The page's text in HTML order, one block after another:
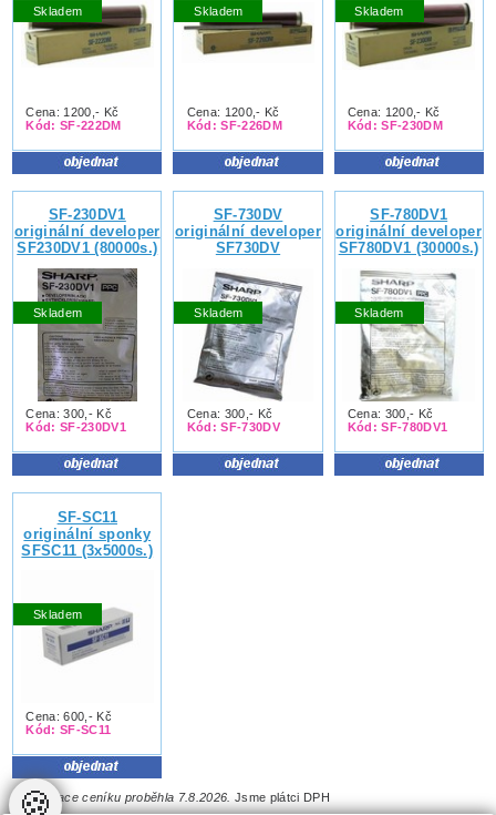
Skladem
Cena: 1200,- Kč
Kód: SF-222DM
Skladem
Cena: 1200,- Kč
Kód: SF-226DM
Skladem
Cena: 1200,- Kč
Kód: SF-230DM
SF-230DV1
originální developer
SF230DV1 (80000s.)
Skladem
Cena: 300,- Kč
Kód: SF-230DV1
SF-730DV
originální developer
SF730DV
Skladem
Cena: 300,- Kč
Kód: SF-730DV
SF-780DV1
originální developer
SF780DV1 (30000s.)
Skladem
Cena: 300,- Kč
Kód: SF-780DV1
SF-SC11
originální sponky
SFSC11 (3x5000s.)
Skladem
Cena: 600,- Kč
Kód: SF-SC11
Aktualizace ceníku proběhla 7.8.2026. Jsme plátci DPH
🍪